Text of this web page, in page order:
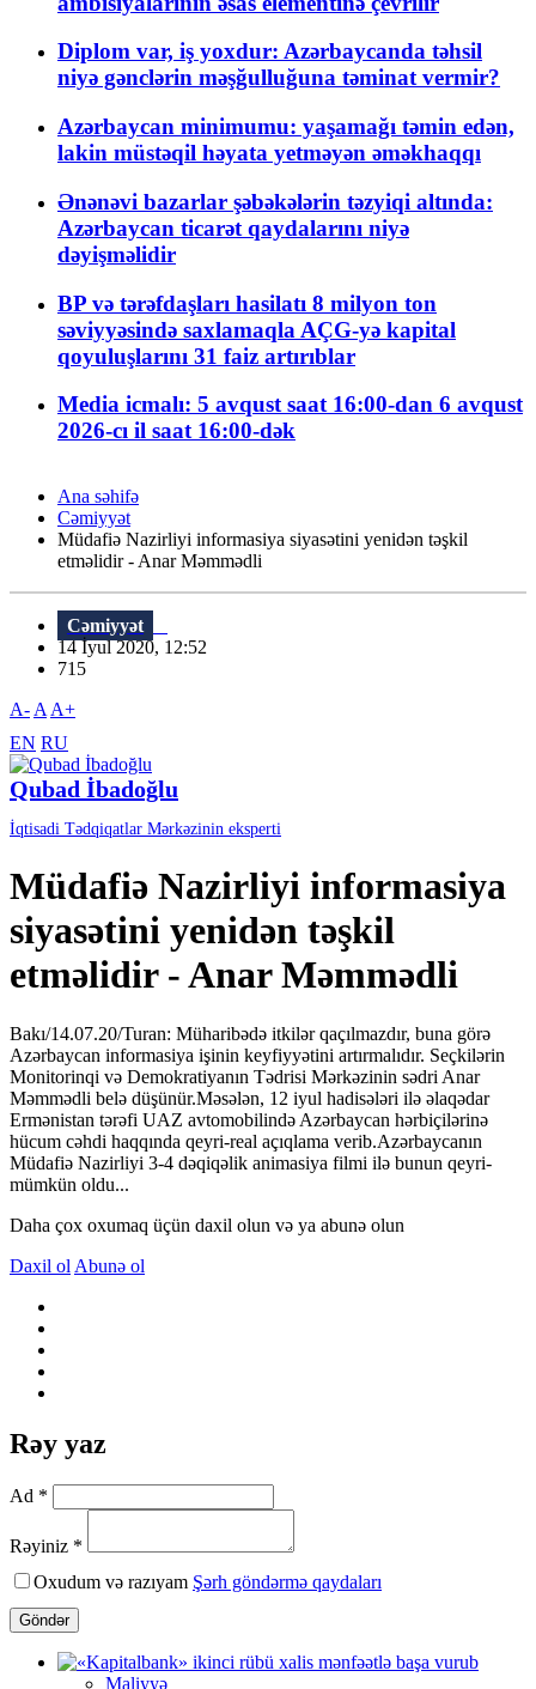
Diplom var, iş yoxdur: Azərbaycanda təhsil
niyə gənclərin məşğulluğuna təminat vermir?
Azərbaycan minimumu: yaşamağı təmin edən,
lakin müstəqil həyata yetməyən əməkhaqqı
Ənənəvi bazarlar şəbəkələrin təzyiqi altında:
Azərbaycan ticarət qaydalarını niyə
dəyişməlidir
BP və tərəfdaşları hasilatı 8 milyon ton
səviyyəsində saxlamaqla AÇG-yə kapital
qoyuluşlarını 31 faiz artırıblar
Media icmalı: 5 avqust saat 16:00-dan 6 avqust
2026-cı il saat 16:00-dək
Ana səhifə
Cəmiyyət
Müdafiə Nazirliyi informasiya siyasətini yenidən təşkil
etməlidir - Anar Məmmədli
Cəmiyyət
14 İyul 2020, 12:52
715
A- A A+
EN RU
Qubad İbadoğlu
İqtisadi Tədqiqatlar Mərkəzinin eksperti
Müdafiə Nazirliyi informasiya
siyasətini yenidən təşkil
etməlidir - Anar Məmmədli
Bakı/14.07.20/Turan: Müharibədə itkilər qaçılmazdır, buna görə
Azərbaycan informasiya işinin keyfiyyətini artırmalıdır. Seçkilərin
Monitorinqi və Demokratiyanın Tədrisi Mərkəzinin sədri Anar
Məmmədli belə düşünür.Məsələn, 12 iyul hadisələri ilə əlaqədar
Ermənistan tərəfi UAZ avtomobilində Azərbaycan hərbiçilərinə
hücum cəhdi haqqında qeyri-real açıqlama verib.Azərbaycanın
Müdafiə Nazirliyi 3-4 dəqiqəlik animasiya filmi ilə bunun qeyri-
mümkün oldu...
Daha çox oxumaq üçün daxil olun və ya abunə olun
Daxil ol Abunə ol
Rəy yaz
Ad *
Rəyiniz *
Oxudum və razıyam Şərh göndərmə qaydaları
Göndər
Maliyyə